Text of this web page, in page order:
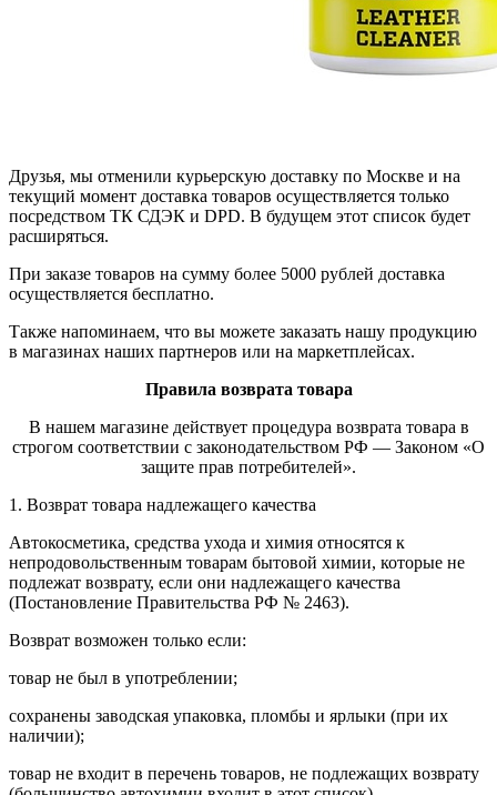
Друзья, мы отменили курьерскую доставку по Москве и на
текущий момент доставка товаров осуществляется только
посредством ТК СДЭК и DPD. В будущем этот список будет
расширяться.
При заказе товаров на сумму более 5000 рублей доставка
осуществляется бесплатно.
Также напоминаем, что вы можете заказать нашу продукцию
в магазинах наших партнеров или на маркетплейсах.
Правила возврата товара
В нашем магазине действует процедура возврата товара в
строгом соответствии с законодательством РФ — Законом «О
защите прав потребителей».
1. Возврат товара надлежащего качества
Автокосметика, средства ухода и химия относятся к
непродовольственным товарам бытовой химии, которые не
подлежат возврату, если они надлежащего качества
(Постановление Правительства РФ № 2463).
Возврат возможен только если:
товар не был в употреблении;
сохранены заводская упаковка, пломбы и ярлыки (при их
наличии);
товар не входит в перечень товаров, не подлежащих возврату